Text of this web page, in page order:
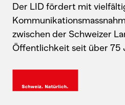
Der LID fördert mit
zwischen der Schweizer
Öffentlichkeit seit über 75